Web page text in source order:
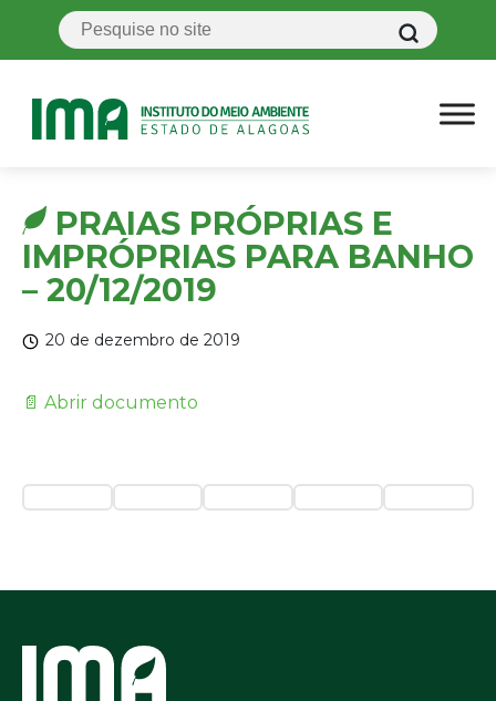
PRAIAS PRÓPRIAS E
IMPRÓPRIAS PARA BANHO
– 20/12/2019
20 de dezembro de 2019
📄 Abrir documento